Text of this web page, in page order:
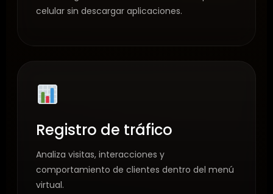
celular sin descargar aplicaciones.
Registro de tráfico
Analiza visitas, interacciones y
comportamiento de clientes dentro del menú
virtual.